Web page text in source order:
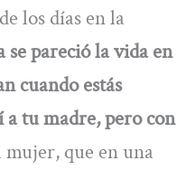
los días en la
se pareció la vida en
cuando estás
tu madre, pero con
mujer, que en una